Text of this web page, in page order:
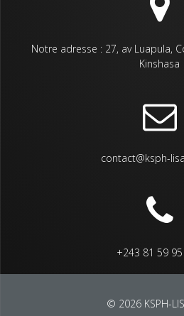
Notre adresse : 27, av Luapula,
Kinshasa
contact@ksph-
+243 81 59
© 2026 KSPH-